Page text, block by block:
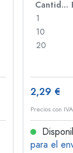
Cantidad
1
10
20
2,29 €
Precios con
para el